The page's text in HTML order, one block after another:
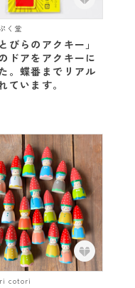
く堂
びらのアクキー」
ドアをアクキーに
。蝶番までリアル
ています。
cotori